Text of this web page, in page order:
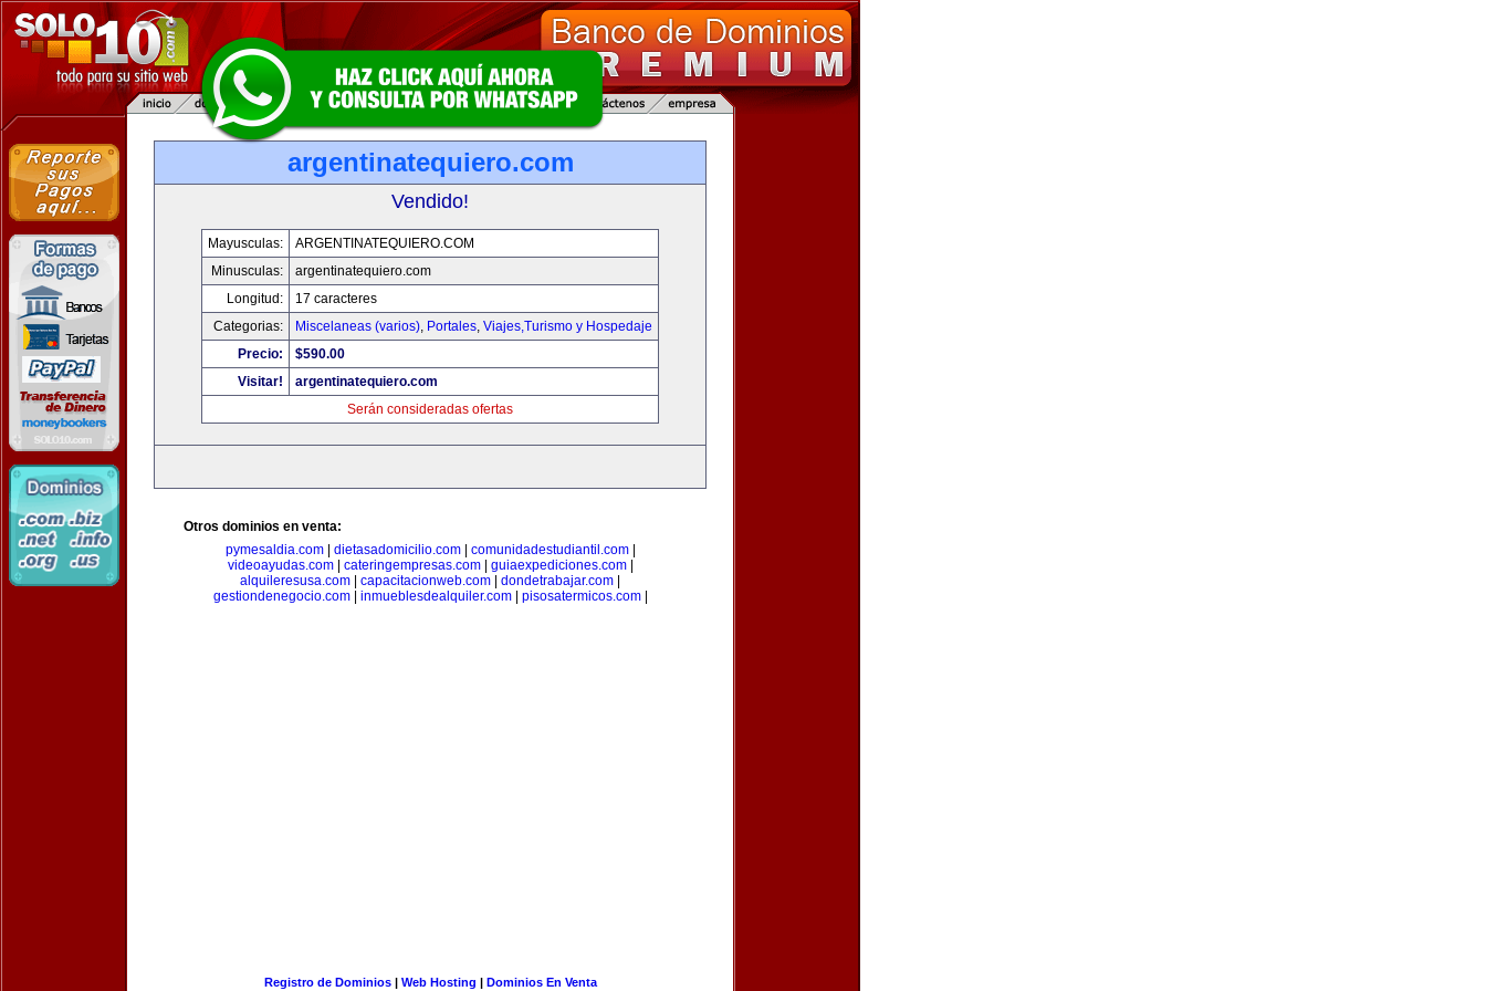
argentinatequiero.com
Vendido!
Mayusculas:
ARGENTINATEQUIERO.COM
Minusculas:
argentinatequiero.com
Longitud:
17 caracteres
Categorias:
Miscelaneas (varios), Portales, Viajes,Turismo y Hospedaje
Precio:
$590.00
Visitar!
argentinatequiero.com
Serán consideradas ofertas
Otros dominios en venta:
pymesaldia.com| dietasadomicilio.com| comunidadestudiantil.com|
videoayudas.com| cateringempresas.com| guiaexpediciones.com|
alquileresusa.com
capacitacionweb.com dondetrabajar.com
gestiondenegocio.com| inmueblesdealquiler.com| pisosatermicos.com|
Registro de Dominios| Web Hosting | Dominios En Venta